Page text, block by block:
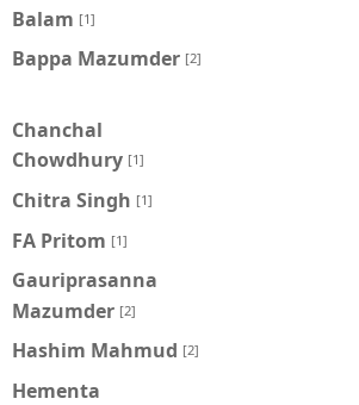
Balam [1]
Bappa Mazumder [2]
Chanchal
Chowdhury [1]
Chitra Singh [1]
FA Pritom [1]
Gauriprasanna
Mazumder [2]
Hashim Mahmud [2]
Hementa